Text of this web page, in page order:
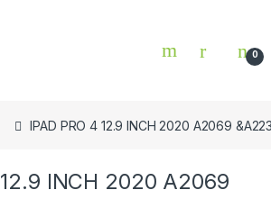
0
IPAD PRO 4 12.9 INCH 2020 A2069
12.9 INCH 2020 A2069